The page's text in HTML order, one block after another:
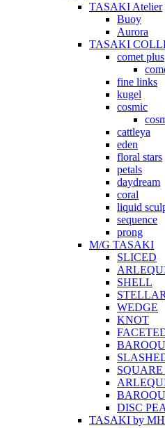
TASAKI Atelier
Buoy
Aurora
TASAKI
comet plus
fine links
kugel
cosmic
cattleya
eden
floral stars
petals
daydream
coral
liquid
sequence
prong
M/G TASAKI
SLICED
SHELL
STELLAR
WEDGE
KNOT
DISC
TASAKI by